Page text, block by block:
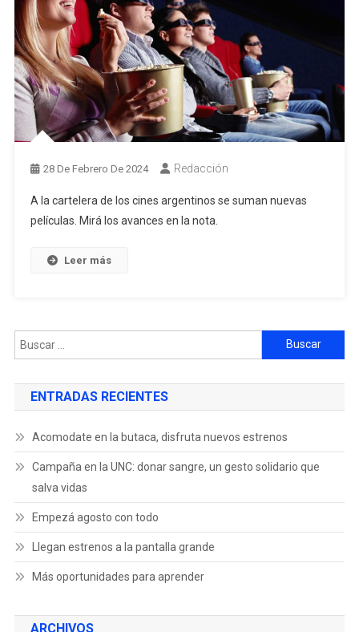
28 De Febrero De 2024 Redacción
A la cartelera de los cines argentinos se suman nuevas
películas. Mirá los avances en la nota.
Leer más
ENTRADAS RECIENTES
Acomodate en la butaca, disfruta nuevos estrenos
Campaña en la UNC: donar sangre, un gesto solidario que
salva vidas
Empezá agosto con todo
Llegan estrenos a la pantalla grande
Más oportunidades para aprender
ARCHIVOS